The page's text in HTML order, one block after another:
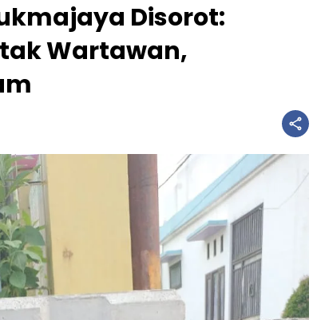
Disorot:
Wartawan,